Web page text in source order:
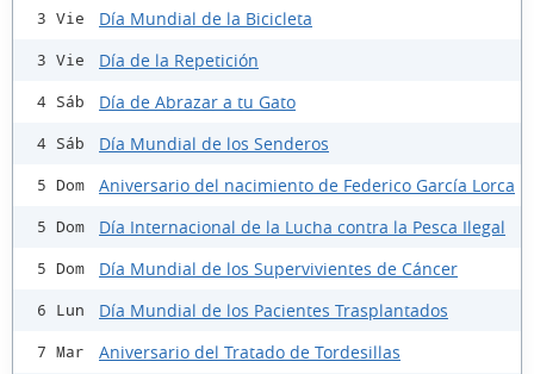
3 Vie Día Mundial de la Bicicleta
3 Vie Día de la Repetición
4 Sáb Día de Abrazar a tu Gato
4 Sáb Día Mundial de los Senderos
5 Dom Aniversario del nacimiento de Federico García Lorca
5 Dom Día Internacional de la Lucha contra la Pesca Ilegal
5 Dom Día Mundial de los Supervivientes de Cáncer
6 Lun Día Mundial de los Pacientes Trasplantados
7 Mar Aniversario del Tratado de Tordesillas